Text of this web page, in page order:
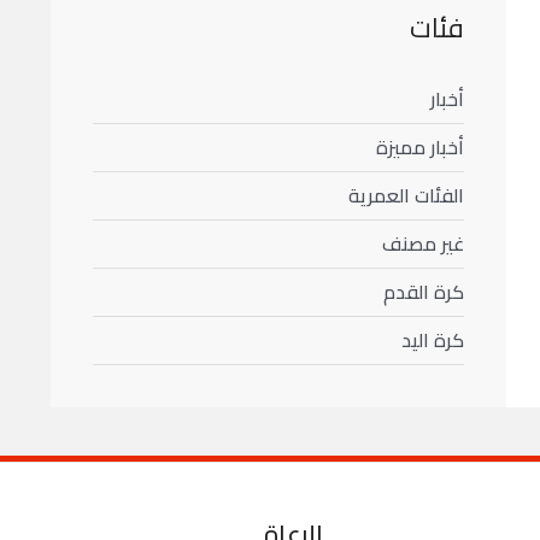
فئات
أخبار
أخبار مميزة
الفئات العمرية
غير مصنف
كرة القدم
كرة اليد